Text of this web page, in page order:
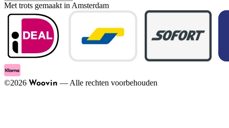
Met trots gemaakt in Amsterdam
©2026 Woovin — Alle rechten voorbehouden